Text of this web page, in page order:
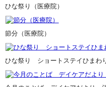
ひな祭り（医療院）
節分（医療院）
ひな祭り ショートステイひまわ